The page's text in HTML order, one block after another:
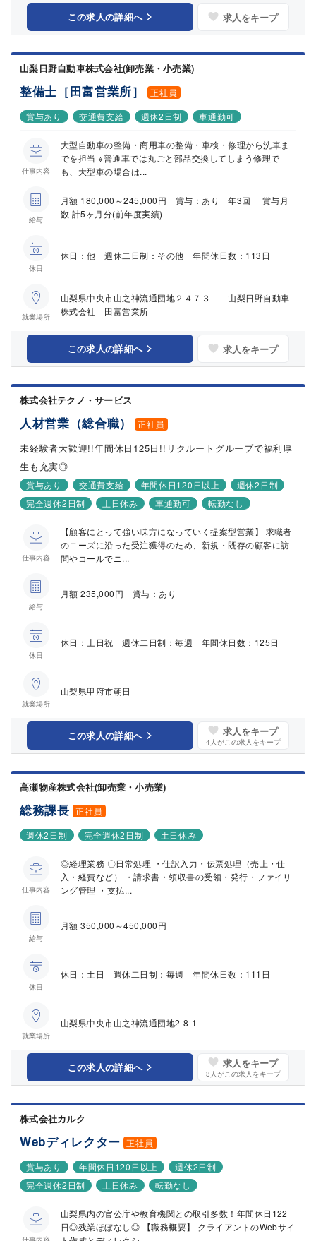
この求人の詳細へ 求人をキープ
山梨日野自動車株式会社(卸売業・小売業)
整備士［田富営業所］
正社員
賞与あり
交通費支給 週休2日制 車通勤可
仕事内容
大型自動車の整備・商用車の整備・車検・修理から洗車ま
でを担当 ※普通車では丸ごと部品交換してしまう修理で
も、大型車の場合は...
給与
月額 180,000～245,000円 賞与：あり 年3回 賞与月
数 計5ヶ月分(前年度実績)
休日
休日：他 週休二日制：その他 年間休日数：113日
就業場所
山梨県中央市山之神流通団地２４７３ 山梨日野自動車
株式会社 田富営業所
この求人の詳細へ 求人をキープ
株式会社テクノ・サービス
人材営業（総合職） 正社員
未経験者大歓迎!!年間休日125日!!リクルートグループで福利厚
生も充実◎
賞与あり 交通費支給 年間休日120日以上
週休2日制
完全週休2日制
土日休み 車通勤可 転勤なし
仕事内容
【顧客にとって強い味方になっていく提案型営業】 求職者
のニーズに沿った受注獲得のため、新規・既存の顧客に訪
問やコールでニ...
給与
月額 235,000円 賞与：あり
休日
休日：土日祝 週休二日制：毎週 年間休日数：125日
就業場所
山梨県甲府市朝日
この求人の詳細へ 求人をキープ
4 人がこの求人をキープ
高瀬物産株式会社(卸売業・小売業)
総務課長 正社員
週休2日制
完全週休2日制 土日休み
仕事内容
◎経理業務 〇日常処理 ・仕訳入力・伝票処理（売上・仕
入・経費など） ・請求書・領収書の受領・発行・ファイリ
ング管理 ・支払...
給与
月額 350,000～450,000円
休日
休日：土日 週休二日制：毎週 年間休日数：111日
就業場所
山梨県中央市山之神流通団地2-8-1
この求人の詳細へ 求人をキープ
3 人がこの求人をキープ
株式会社カルク
Webディレクター 正社員
賞与あり
年間休日120日以上
週休2日制
完全週休2日制
土日休み 転勤なし
山梨県内の官公庁や教育機関との取引多数！年間休日122
日◎残業ほぼなし◎ 【職務概要】 クライアントのWebサイ